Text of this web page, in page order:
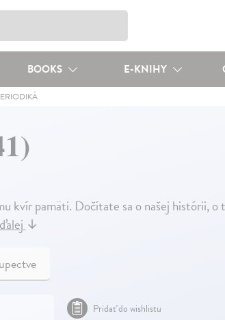
BOOKS E-KNIHY
kvír pamäti. Dočítate sa o našej histórii, o
↓
Pridať do wishlistu